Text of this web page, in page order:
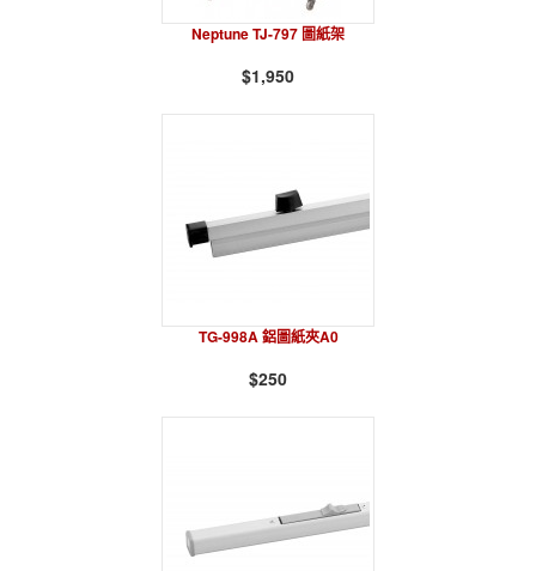
Neptune TJ-797 圖紙架
$1,950
TG-998A 鋁圖紙夾A0
$250